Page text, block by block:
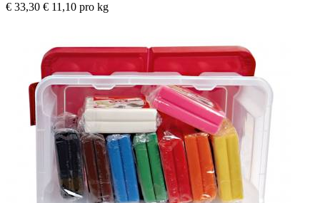
€ 33,30 € 11,10 pro kg